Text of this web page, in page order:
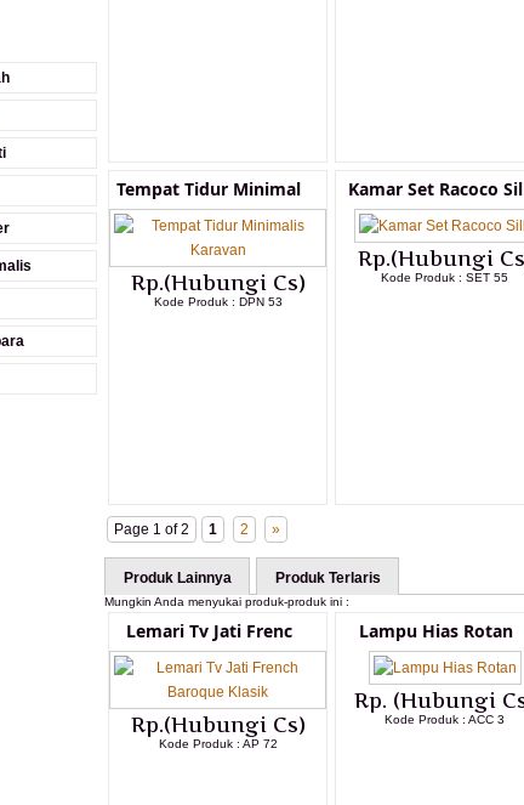
Tempat Tidur Minimal
Rp.(Hubungi Cs)
Kode Produk : DPN 53
Kamar Set Racoco Sil
Rp.(Hubungi
Kode Produk : SET 55
Page 1 of 2 1 2 »
Produk Lainnya Produk Terlaris
Mungkin Anda menyukai produk-produk ini :
Lemari Tv Jati Frenc
Rp.(Hubungi Cs)
Kode Produk : AP 72
Lampu Hias Rotan
Rp. (Hubungi
Kode Produk : ACC 3